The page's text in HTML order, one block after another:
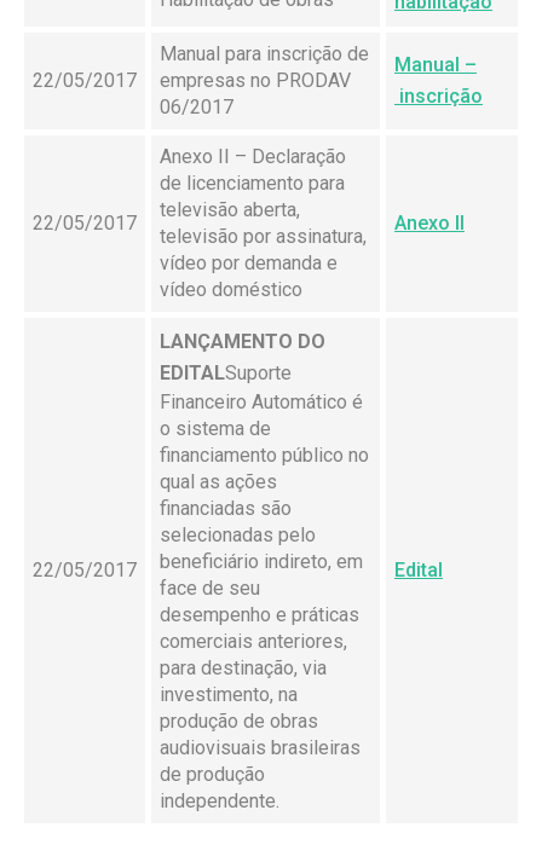
22/05/2017
Manual para inscrição de
empresas no PRODAV
06/2017
Manual –
inscrição
22/05/2017
Anexo II – Declaração
de licenciamento para
televisão aberta,
televisão por assinatura,
vídeo por demanda e
vídeo doméstico
Anexo II
22/05/2017
LANÇAMENTO DO
EDITALSuporte
Financeiro Automático é
o sistema de
financiamento público no
qual as ações
financiadas são
selecionadas pelo
beneficiário indireto, em
face de seu
desempenho e práticas
comerciais anteriores,
para destinação, via
investimento, na
produção de obras
audiovisuais brasileiras
de produção
independente.
Edital